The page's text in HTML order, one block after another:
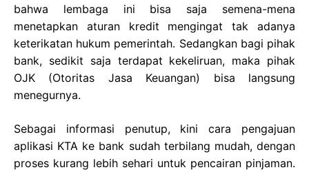
bahwa lembaga ini bisa saja semena-mena
menetapkan aturan kredit mengingat tak adanya
keterikatan hukum pemerintah. Sedangkan bagi pihak
bank, sedikit saja terdapat kekeliruan, maka pihak
OJK (Otoritas Jasa Keuangan) bisa langsung
menegurnya.
Sebagai informasi penutup, kini cara pengajuan
aplikasi KTA ke bank sudah terbilang mudah, dengan
proses kurang lebih sehari untuk pencairan pinjaman.